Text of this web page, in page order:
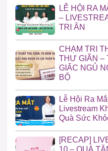
LỄ HỘI RA
–
TRI ÂN
CHẠM TRI
THƯ GIÃN –
GIẤC NGỦ
BỘ
Lễ Hội Ra
Livestream
Quà Sức
[RECAP]